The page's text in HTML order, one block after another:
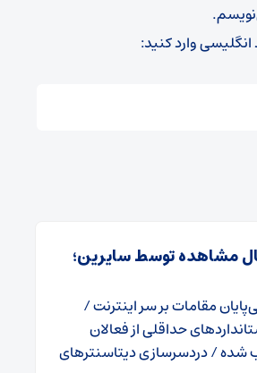
انگلیسی وارد کنید:
مشاهده توسط سایرین؛
مقامات بر سر اینترنت /
حداقلی از فعالان
/ دردسرسازی دیتاسنترهای